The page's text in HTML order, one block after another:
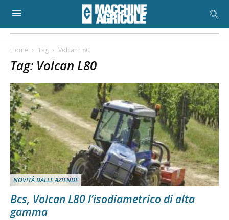
Home Tag Volcan L80
Tag: Volcan L80
NOVITÀ DALLE AZIENDE
Bcs, Volcan L80 l’isodiametrico di alta
gamma